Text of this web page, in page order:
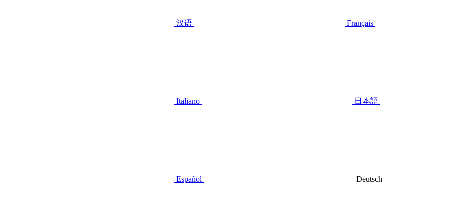
汉语 Français
Italiano 日本語
Español Deutsch